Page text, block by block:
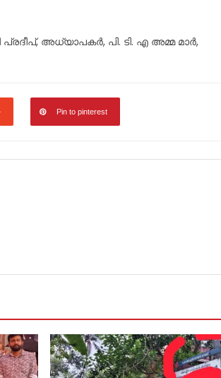
അധ്യാപകർ, പി. ടി. എ അമ്മ മാർ,
Pin to pinterest